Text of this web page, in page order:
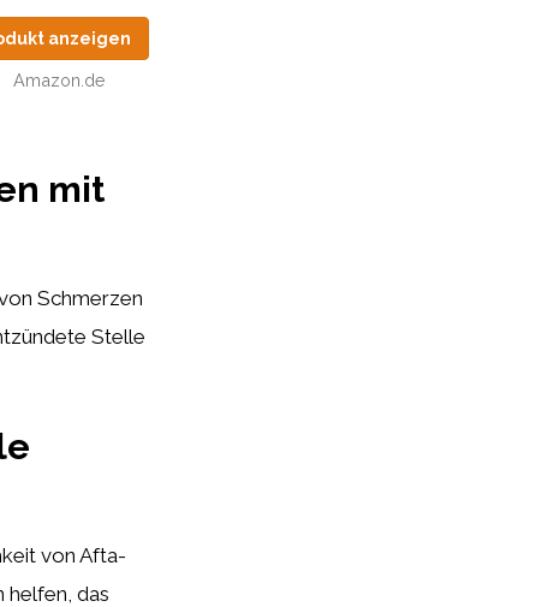
anzeigen
Amazon.de
mit
Schmerzen
Stelle
von Afta-
helfen, das